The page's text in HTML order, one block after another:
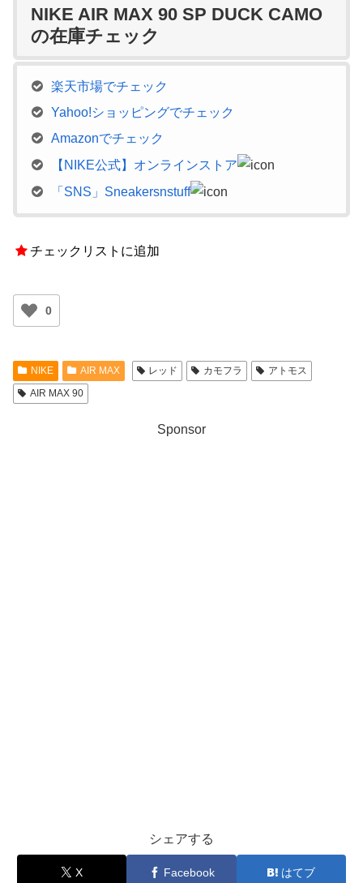
NIKE AIR MAX 90 SP DUCK CAMO
の在庫チェック
楽天市場でチェック
Yahoo!ショッピングでチェック
Amazonでチェック
【NIKE公式】オンラインストア
「SNS」Sneakersnstuff
チェックリストに追加
0
NIKE AIR MAX レッド カモフラ
アトモス
AIR MAX 90
Sponsor
シェアする
X Facebook はてブ